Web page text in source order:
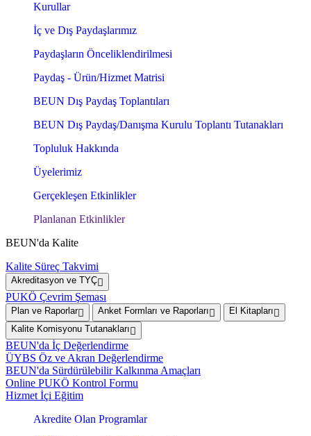
Kurullar
İç ve Dış Paydaşlarımız
Paydaşların Önceliklendirilmesi
Paydaş - Ürün/Hizmet Matrisi
BEUN Dış Paydaş Toplantıları
BEUN Dış Paydaş/Danışma Kurulu Toplantı Tutanakları
Topluluk Hakkında
Üyelerimiz
Gerçekleşen Etkinlikler
Planlanan Etkinlikler
BEUN'da Kalite
Kalite Süreç Takvimi
Akreditasyon ve TYÇ
PUKÖ Çevrim Şeması
Plan ve Raporlar Anket Formları ve Raporları
El Kitapları
Kalite Komisyonu Tutanakları
BEUN'da İç Değerlendirme
ÜYBS Öz ve Akran Değerlendirme
BEUN'da Sürdürülebilir Kalkınma Amaçları
Online PUKÖ Kontrol Formu
Hizmet İçi Eğitim
Akredite Olan Programlar